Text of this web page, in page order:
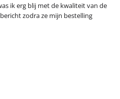
ik erg blij met de kwaliteit van de
zodra ze mijn bestelling